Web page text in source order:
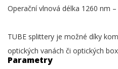
Operační vlnová délka 1260 nm
TUBE splittery je možné díky
optických vanách či optických
Parametry